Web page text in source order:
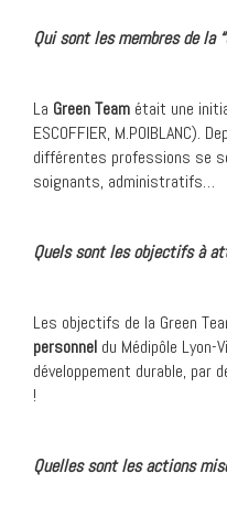
Qui sont les membres de la
La Green Team était une
ESCOFFIER, M.POIBLANC).
différentes professions se
soignants, administratifs…
Quels sont les objectifs à
Les objectifs de la Green
personnel du Médipôle Lyon-
développement durable,
!
Quelles sont les actions